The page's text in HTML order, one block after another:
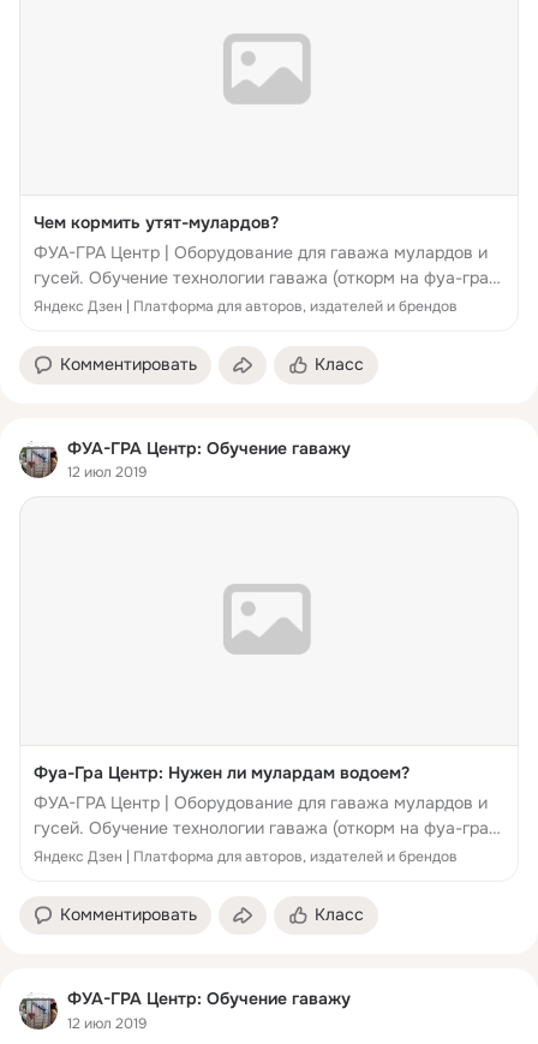
Чем кормить утят-мулардов?
ФУА-ГРА Центр | Оборудование для гаважа мулардов и
гусей. Обучение технологии гаважа (откорм на фуа-гра).
www.foiegras-centr.com/ Сейчас все больше появляется
мулардов. Большой ра...
Яндекс Дзен | Платформа для авторов, издателей и брендов
Комментировать Класс
ФУА-ГРА Центр: Обучение гаважу
12 июл 2019
Фуа-Гра Центр: Нужен ли мулардам водоем?
ФУА-ГРА Центр | Оборудование для гаважа мулардов и
гусей. Обучение технологии гаважа (откорм на фуа-гра).
www.foiegras-centr.com/ Дикая утка - водоплавающая
в...
Яндекс Дзен | Платформа для авторов, издателей и брендов
Комментировать Класс
ФУА-ГРА Центр: Обучение гаважу
12 июл 2019